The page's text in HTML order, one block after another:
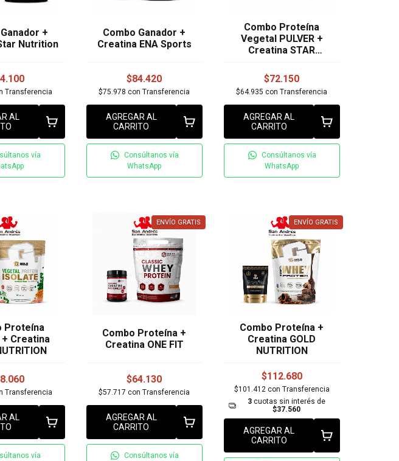
+
Nutrition
Transferencia
AL
vía
Combo Ganador +
Creatina ENA Sports
$84.420
$75.978con Transferencia
AGREGAR AL
CARRITO
Consúltanos vía
WhatsApp
Combo Proteína
Vegetal PULVER +
Creatina STAR
$72.150
$64.935con Transferencia
AGREGAR AL
CARRITO
Consúltanos vía
WhatsApp
Proteína
Creatina
Transferencia
AL
vía
ENVÍO GRATIS
Combo Proteína +
Creatina ONE FIT
$64.130
$57.717con Transferencia
AGREGAR AL
CARRITO
Consúltanos vía
ENVÍO GRATIS
Combo Proteína +
Creatina GOLD
NUTRITION
$112.680
$101.412 con Transferencia
3 cuotas sin interés de
$37.560
AGREGAR AL
CARRITO